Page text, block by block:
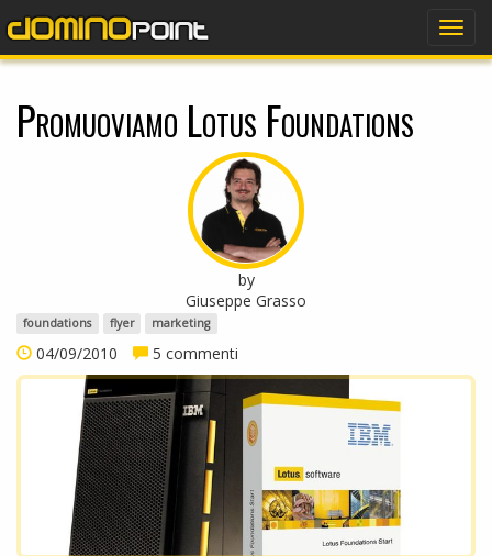
Promuoviamo Lotus Foundations
by
Giuseppe Grasso
foundations flyer marketing
04/09/2010 5 commenti